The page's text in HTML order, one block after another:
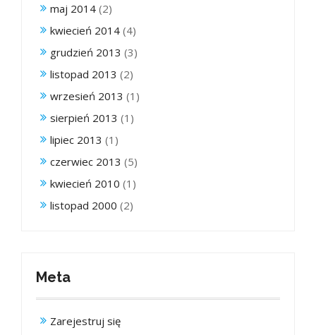
maj 2014 (2)
kwiecień 2014 (4)
grudzień 2013 (3)
listopad 2013 (2)
wrzesień 2013 (1)
sierpień 2013 (1)
lipiec 2013 (1)
czerwiec 2013 (5)
kwiecień 2010 (1)
listopad 2000 (2)
Meta
Zarejestruj się